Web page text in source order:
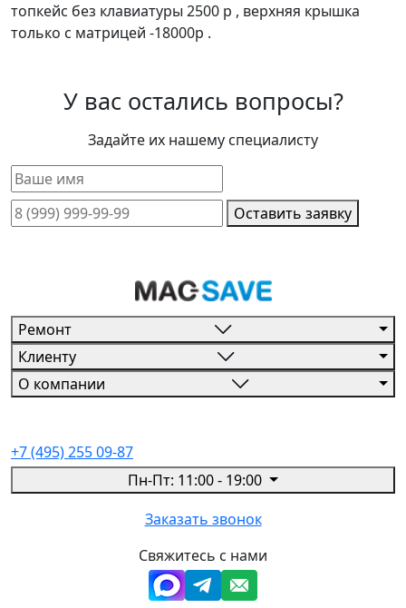
топкейс без клавиатуры 2500 р , верхняя крышка
только с матрицей -18000р .
У вас остались вопросы?
Задайте их нашему специалисту
Оставить заявку
Ремонт
Клиенту
О компании
+7 (495) 255 09-87
Пн-Пт: 11:00 - 19:00
Заказать звонок
Свяжитесь с нами